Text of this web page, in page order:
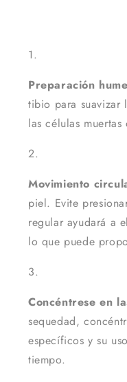
Preparación
tibio para
las células
Movimiento
piel. Evite
regular ayudará a
lo que puede
Concéntrese en
sequedad,
específicos y su
tiempo.